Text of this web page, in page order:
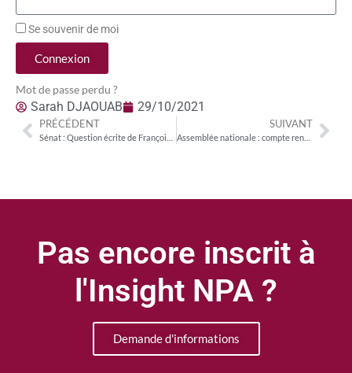
Se souvenir de moi
Connexion
Mot de passe perdu ?
Sarah DJAOUAB 29/10/2021
PRÉCÉDENT SUIVANT
Assemblée nationale : compte rendu de l’examen des crédits Culture, Médias et Avances sur l’audiovisuel public par la commission culture le 26 octobre 2021
Pas encore inscrit à
l'Insight NPA ?
Demande d'informations